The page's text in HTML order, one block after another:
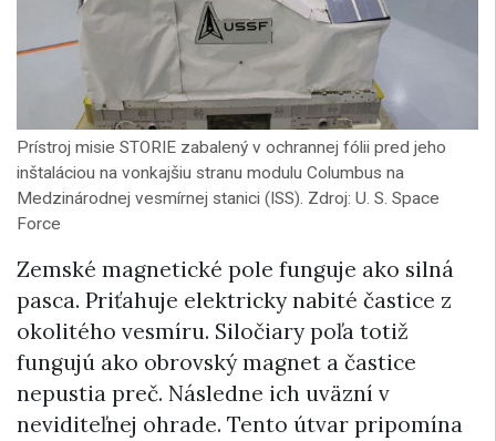
Prístroj misie STORIE zabalený v ochrannej fólii pred jeho
inštaláciou na vonkajšiu stranu modulu Columbus na
Medzinárodnej vesmírnej stanici (ISS). Zdroj: U. S. Space
Force
Zemské magnetické pole funguje ako silná
pasca. Priťahuje elektricky nabité častice z
okolitého vesmíru. Siločiary poľa totiž
fungujú ako obrovský magnet a častice
nepustia preč. Následne ich uväzní v
neviditeľnej ohrade. Tento útvar pripomína